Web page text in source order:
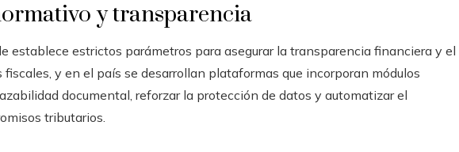
y transparencia
establece estrictos parámetros para asegurar la transparencia financiera y el
y en el país se desarrollan plataformas que incorporan módulos
documental, reforzar la protección de datos y automatizar el
tributarios.